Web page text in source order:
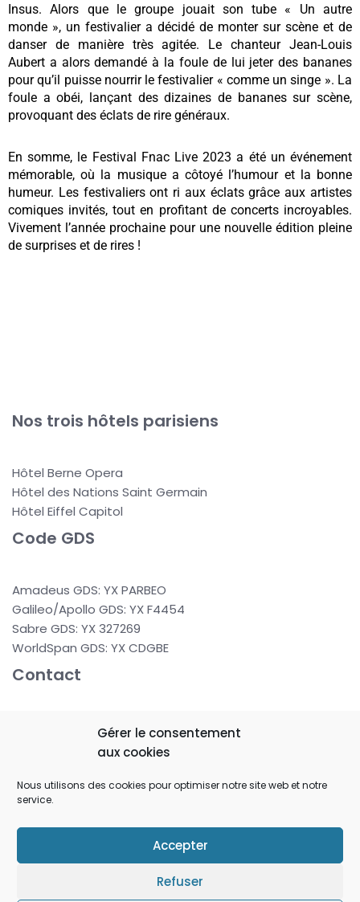
Gérer le consentement
aux cookies
Nous utilisons des cookies pour optimiser notre site web et notre
service.
Accepter
Refuser
Insus. Alors que le groupe jouait son tube « Un autre
monde », un festivalier a décidé de monter sur scène et de
danser de manière très agitée. Le chanteur Jean-Louis
Aubert a alors demandé à la foule de lui jeter des bananes
pour qu’il puisse nourrir le festivalier « comme un singe ». La
foule a obéi, lançant des dizaines de bananes sur scène,
provoquant des éclats de rire généraux.
En somme, le Festival Fnac Live 2023 a été un événement
mémorable, où la musique a côtoyé l’humour et la bonne
humeur. Les festivaliers ont ri aux éclats grâce aux artistes
comiques invités, tout en profitant de concerts incroyables.
Vivement l’année prochaine pour une nouvelle édition pleine
de surprises et de rires !
Nos trois hôtels parisiens
Hôtel Berne Opera
Hôtel des Nations Saint Germain
Hôtel Eiffel Capitol
Code GDS
Amadeus GDS: YX PARBEO
Galileo/Apollo GDS: YX F4454
Sabre GDS: YX 327269
WorldSpan GDS: YX CDGBE
Contact
37 rue de Berne
reservation@hboparis.com
Tous droits réservés - Site Officiel de l'Hotel Berne
Opera - © 2023 - Gestion hôtelière par l'Agence Crého